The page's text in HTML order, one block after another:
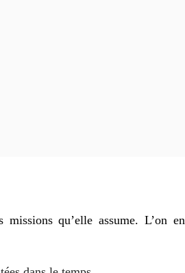
qu’elle assume. L’on en